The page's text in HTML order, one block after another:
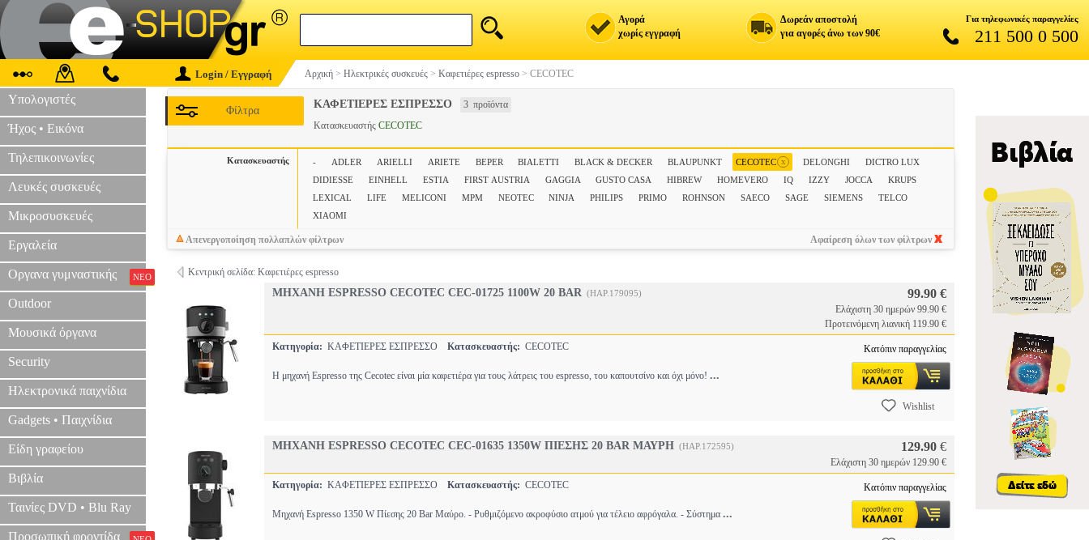
Αγορά
χωρίς εγγραφή
Δωρεάν αποστολή
για αγορές άνω των 90€
Για τηλεφωνικές παραγγελίες
211 500 0 500
Login / Εγγραφή Αρχική > Ηλεκτρικές συσκευές > Καφετιέρες espresso > CECOTEC
Υπολογιστές
Ήχος • Εικόνα
Τηλεπικοινωνίες
Λευκές συσκευές
Μικροσυσκευές
Εργαλεία
Οργανα γυμναστικής ΝΕΟ
Outdoor
Μουσικά όργανα
Security
Ηλεκτρονικά παιχνίδια
Gadgets • Παιχνίδια
Είδη γραφείου
Βιβλία
Ταινίες DVD • Blu Ray
Προσωπική φροντίδα
ΚΑΦΕΤΙΕΡΕΣ ΕΣΠΡΕΣΣΟ 3 προϊόντα
Φίλτρα
Κατασκευαστής CECOTEC
Κατασκευαστής - ADLER ARIELLI ARIETE BEPER BIALETTI BLACK & DECKER BLAUPUNKT CECOTEC x DELONGHI
DICTRO LUX
DIDIESSE
EINHELL ESTIA FIRST AUSTRIA GAGGIA GUSTO CASA HIBREW HOMEVERO IQ IZZY JOCCA
KRUPS
LEXICAL
LIFE MELICONI MPM NEOTEC NINJA PHILIPS PRIMO ROHNSON SAECO SAGE SIEMENS
TELCO
XIAOMI
Απενεργοποίηση πολλαπλών φίλτρων Αφαίρεση όλων των φίλτρων
Κεντρική σελίδα: Καφετιέρες espresso
MHXANH ESPRESSO CECOTEC CEC-01725 1100W 20 BAR (HAP.179095) 99.90 €
Ελάχιστη 30 ημερών 99.90 €
Προτεινόμενη λιανική 119.90 €
Κατηγορία: ΚΑΦΕΤΙΕΡΕΣ ΕΣΠΡΕΣΣΟ Κατασκευαστής: CECOTEC
Η μηχανή Espresso της Cecotec είναι μία καφετιέρα για τους λάτρεις του espresso, του καπουτσίνο και όχι μόνο! ...
Κατόπιν παραγγελίας
Wishlist
ΜΗΧΑΝΗ ESPRESSO CECOTEC CEC-01635 1350W ΠΙΕΣΗΣ 20 BAR ΜΑΥΡΗ (HAP.172595) 129.90 €
Ελάχιστη 30 ημερών 129.90 €
Κατηγορία: ΚΑΦΕΤΙΕΡΕΣ ΕΣΠΡΕΣΣΟ Κατασκευαστής: CECOTEC
Μηχανή Espresso 1350 W Πίεσης 20 Bar Μαύρο. - Ρυθμιζόμενο ακροφύσιο ατμού για τέλειο αφρόγαλα. - Σύστημα ...
Κατόπιν παραγγελίας